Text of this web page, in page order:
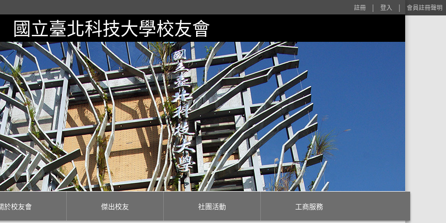
註冊 登入 會員註冊聲明
國立臺北科技大學校友會
於校友會 傑出校友 社團活動 工商服務